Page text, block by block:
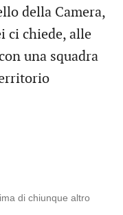
della Camera,
ci chiede, alle
una squadra
di chiunque altro